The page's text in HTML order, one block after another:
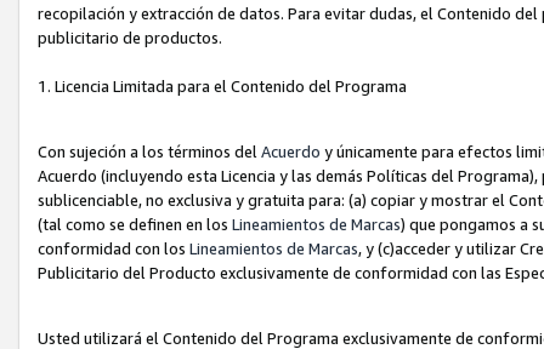
recopilación y extracción de datos. Para evitar dudas, el Contenido
publicitario de productos.
1. Licencia Limitada para el Contenido del Programa
Con sujeción a los términos del Acuerdo y únicamente para efectos
Acuerdo (incluyendo esta Licencia y las demás Políticas del
sublicenciable, no exclusiva y gratuita para: (a) copiar y mostrar el
(tal como se definen en los Lineamientos de Marcas) que pongamos a
conformidad con los Lineamientos de Marcas, y (c)acceder y utilizar
Publicitario del Producto exclusivamente de conformidad con las
Usted utilizará el Contenido del Programa exclusivamente de